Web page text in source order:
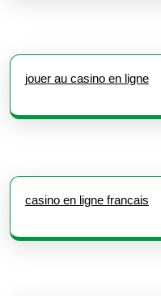
jouer au casino en ligne
casino en ligne francais